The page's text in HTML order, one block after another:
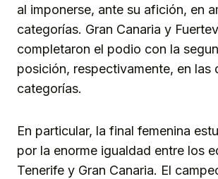
al imponerse, ante su afición, en
categorías. Gran Canaria y
completaron el podio con la
posición, respectivamente, en las
categorías.
En particular, la final femenina
por la enorme igualdad entre los
Tenerife y Gran Canaria. El